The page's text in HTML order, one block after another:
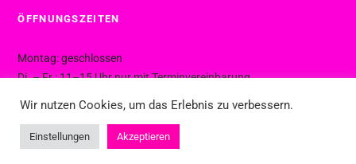
ÖFFNUNGSZEITEN
Montag: geschlossen
Di. – Fr.: 11–15 Uhr nur mit Terminvereinbarung
Wir nutzen Cookies, um das Erlebnis zu verbessern.
Einstellungen Akzeptieren